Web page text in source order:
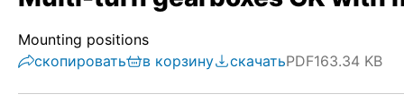
Mounting positions
скопировать
в корзину скачатьPDF163.34 KB